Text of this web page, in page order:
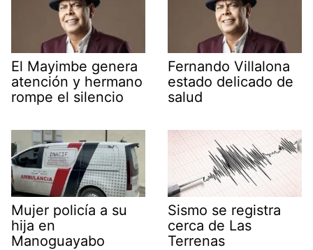
El Mayimbe genera
atención y hermano
rompe el silencio
Fernando Villalona
estado delicado de
salud
Mujer policía a su
hija en
Manoguayabo
Sismo se registra
cerca de Las
Terrenas